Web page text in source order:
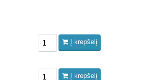
Į krepšelį
Į krepšelį